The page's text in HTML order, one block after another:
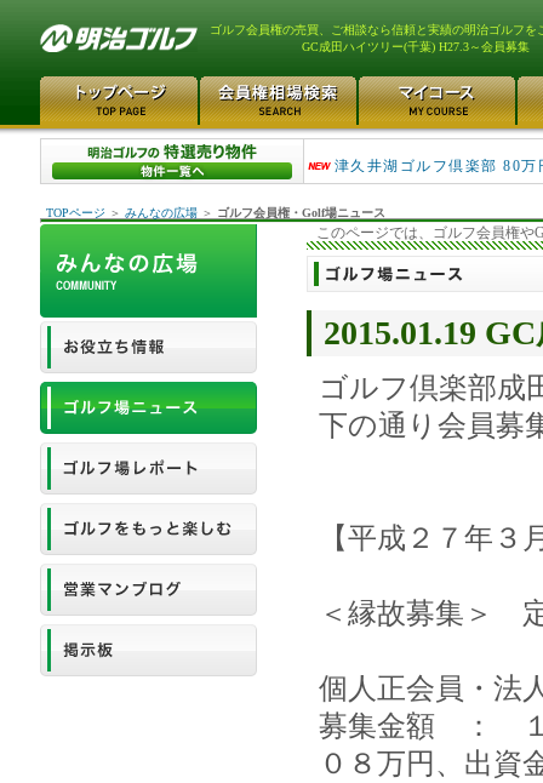
ゴルフ会員権の売買、ご相談なら信頼と実績の明治ゴルフを
GC成田ハイツリー(千葉) H27.3～会員募集
平塚富士見カントリークラ
津久井湖ゴルフ倶楽部 80万
TOPページ ＞ みんなの広場 ＞ ゴルフ会員権・Golf場ニュース
このページでは、ゴルフ会員権や
2015.01.19
ゴルフ倶楽部成
下の通り会員募
【平成２７年３
＜縁故募集＞
個人正会員・
募集金額 ：
０８万円、出資